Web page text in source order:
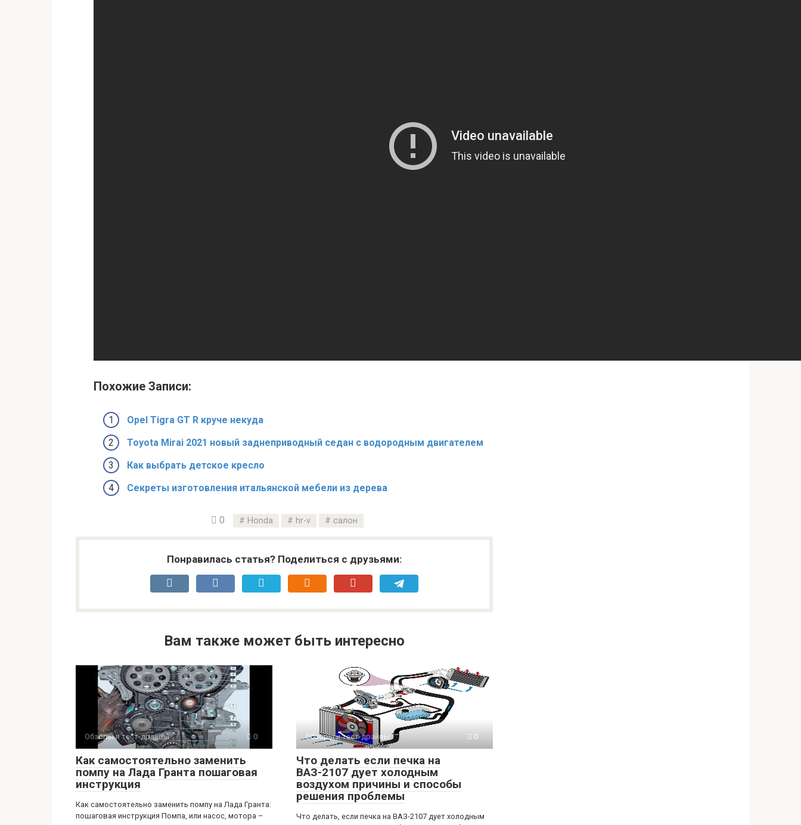
Похожие Записи:
Opel Tigra GT R круче некуда
Toyota Mirai 2021 новый заднеприводный седан с водородным двигателем
Как выбрать детское кресло
Секреты изготовления итальянской мебели из дерева
0 Honda hr-v салон
Понравилась статья? Поделиться с друзьями:
Вам также может быть интересно
Обзоры и тест-драйвы 0
Как самостоятельно заменить
помпу на Лада Гранта пошаговая
инструкция
Как самостоятельно заменить помпу на Лада Гранта:
пошаговая инструкция Помпа, или насос, мотора –
Обзоры и тест-драйвы 0
Что делать если печка на
ВАЗ-2107 дует холодным
воздухом причины и способы
решения проблемы
Что делать, если печка на ВАЗ-2107 дует холодным